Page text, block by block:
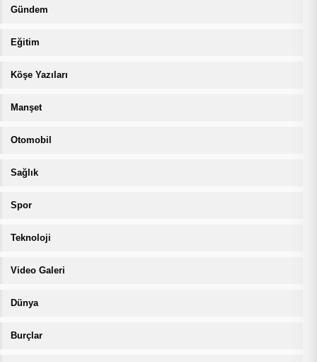
Gündem
Eğitim
Köşe Yazıları
Manşet
Otomobil
Sağlık
Spor
Teknoloji
Video Galeri
Dünya
Burçlar